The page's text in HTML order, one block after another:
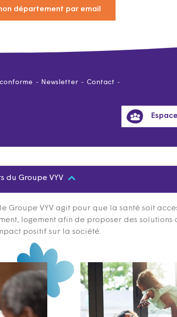
département par email
Newsletter Contact
du Groupe VYV
Groupe VYV agit pour que la santé soit
logement afin de proposer des solutions
positif sur la société.